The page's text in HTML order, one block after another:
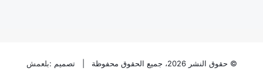
© حقوق النشر 2026، جميع الحقوق محفوظة | تصميم : بلعمش